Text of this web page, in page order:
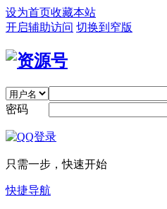
设为首页收藏本站
开启辅助访问 切换到窄版
密码
只需一步，快速开始
快捷导航